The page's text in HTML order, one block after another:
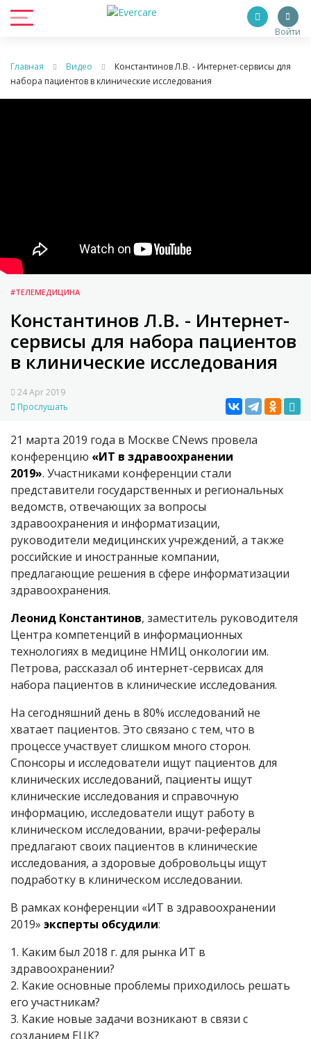
Войти
Главная Видео
Константинов Л.В. - Интернет-сервисы для
набора пациентов в клинические исследования
#ТЕЛЕМЕДИЦИНА
Константинов Л.В. - Интернет-
сервисы для набора пациентов
в клинические исследования
24 Apr 2019
Прослушать
21 марта 2019 года в Москве CNews провела
конференцию «ИТ в здравоохранении
2019». Участниками конференции стали
представители государственных и региональных
ведомств, отвечающих за вопросы
здравоохранения и информатизации,
руководители медицинских учреждений, а также
российские и иностранные компании,
предлагающие решения в сфере информатизации
здравоохранения.
Леонид Константинов, заместитель руководителя
Центра компетенций в информационных
технологиях в медицине НМИЦ онкологии им.
Петрова, рассказал об интернет-сервисах для
набора пациентов в клинические исследования.
На сегодняшний день в 80% исследований не
хватает пациентов. Это связано с тем, что в
процессе участвует слишком много сторон.
Спонсоры и исследователи ищут пациентов для
клинических исследований, пациенты ищут
клинические исследования и справочную
информацию, исследователи ищут работу в
клиническом исследовании, врачи-рефералы
предлагают своих пациентов в клинические
исследования, а здоровые добровольцы ищут
подработку в клиническом исследовании.
В рамках конференции «ИТ в здравоохранении
2019» эксперты обсудили:
1. Каким был 2018 г. для рынка ИТ в
здравоохранении?
2. Какие основные проблемы приходилось решать
его участникам?
3. Какие новые задачи возникают в связи с
созданием ЕЦК?